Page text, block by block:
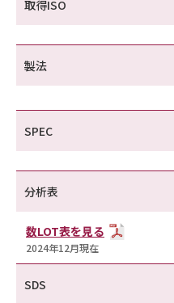
取得ISO
製法
SPEC
分析表
数LOT表を見る
2024年12月現在
SDS